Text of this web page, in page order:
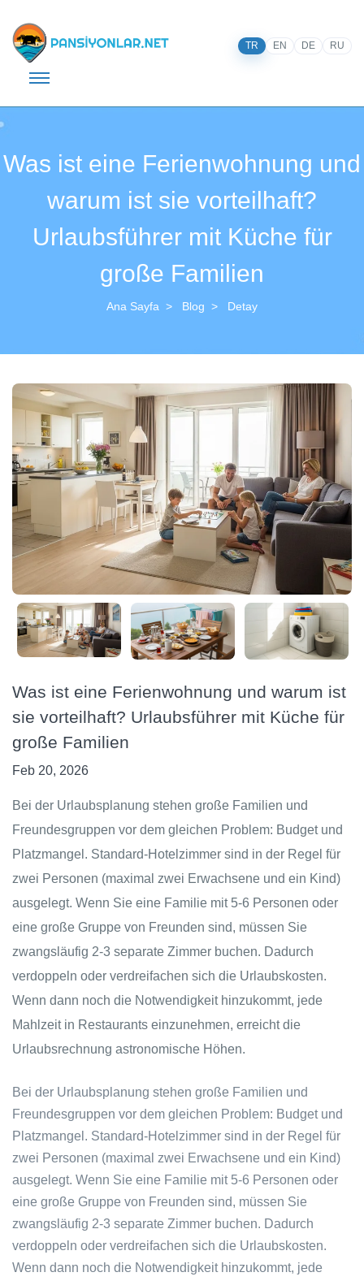
TR EN DE RU
Was ist eine Ferienwohnung und
warum ist sie vorteilhaft?
Urlaubsführer mit Küche für
große Familien
Ana Sayfa Blog Detay
Was ist eine Ferienwohnung und warum ist
sie vorteilhaft? Urlaubsführer mit Küche für
große Familien
Feb 20, 2026
Bei der Urlaubsplanung stehen große Familien und
Freundesgruppen vor dem gleichen Problem: Budget und
Platzmangel. Standard-Hotelzimmer sind in der Regel für
zwei Personen (maximal zwei Erwachsene und ein Kind)
ausgelegt. Wenn Sie eine Familie mit 5-6 Personen oder
eine große Gruppe von Freunden sind, müssen Sie
zwangsläufig 2-3 separate Zimmer buchen. Dadurch
verdoppeln oder verdreifachen sich die Urlaubskosten.
Wenn dann noch die Notwendigkeit hinzukommt, jede
Mahlzeit in Restaurants einzunehmen, erreicht die
Urlaubsrechnung astronomische Höhen.
Bei der Urlaubsplanung stehen große Familien und
Freundesgruppen vor dem gleichen Problem: Budget und
Platzmangel. Standard-Hotelzimmer sind in der Regel für
zwei Personen (maximal zwei Erwachsene und ein Kind)
ausgelegt. Wenn Sie eine Familie mit 5-6 Personen oder
eine große Gruppe von Freunden sind, müssen Sie
zwangsläufig 2-3 separate Zimmer buchen. Dadurch
verdoppeln oder verdreifachen sich die Urlaubskosten.
Wenn dann noch die Notwendigkeit hinzukommt, jede